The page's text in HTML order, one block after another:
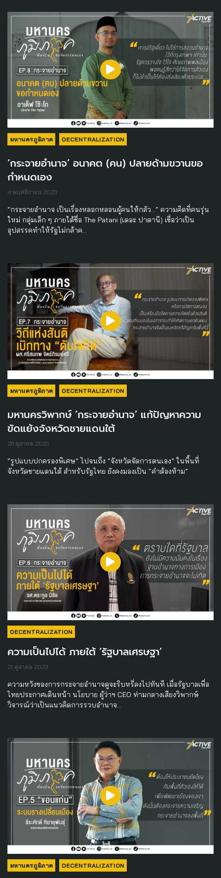
มหานครภูมิภาค DECENTRALIZATION
‘กระจายอำนาจ’ อนาคต (คน) ปลายด้ามขวานขอ
กำหนดเอง
4 พฤศจิกายน 2023
“กระจายอำนาจ เป็นเรื่องหลอกหลอนผู้คนให้กลัว…” ความคิดที่คนรุ่น
ใหม่ กลุ่มเล็ก ๆ ภายใต้ชื่อ The Patani (เดอะ ปาตานี) เชื่อว่าเป็น
อุปสรรคทำให้รัฐไม่กล้าค…
มหานครภูมิภาค DECENTRALIZATION
มหานครวิพากษ์ ‘กระจายอำนาจ’ แก้ปัญหาความ
ขัดแย้งจังหวัดชายแดนใต้
28 ตุลาคม 2023
“รูปแบบปกครองพิเศษ” ไปจนถึง “จังหวัดจัดการตนเอง” ในพื้นที่
จังหวัดชายแดนใต้ สำหรับรัฐไทย ยังคงมองเป็น “คำต้องห้าม”
DECENTRALIZATION
ความเป็นไปได้ ภายใต้ ‘รัฐบาลเศรษฐา’
21 ตุลาคม 2023
ความหวังของการกระจายอำนาจดูจะริบหรี่ลงไปทันที เมื่อรัฐบาลเพื่อ
ไทยประกาศเดินหน้า นโยบาย ผู้ว่าฯ CEO ท่ามกลางเสียงวิพากษ์
วิจารณ์ว่าเป็นแนวคิดการรวบอำนาจ…
มหานครภูมิภาค DECENTRALIZATION